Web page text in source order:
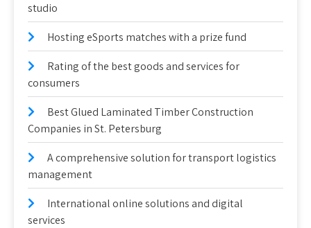
studio
Hosting eSports matches with a prize fund
Rating of the best goods and services for
consumers
Best Glued Laminated Timber Construction
Companies in St. Petersburg
A comprehensive solution for transport logistics
management
International online solutions and digital
services